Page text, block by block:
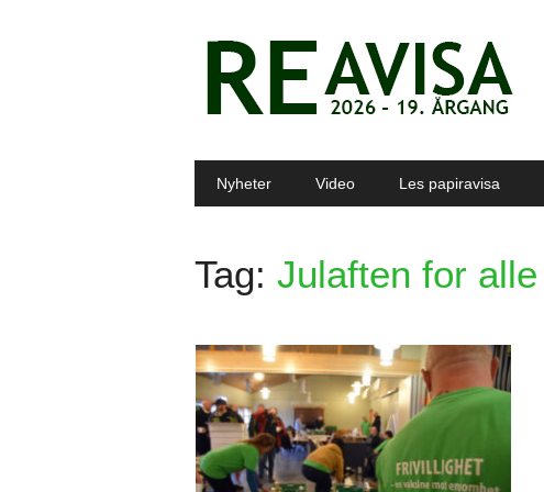
Main menu
Nyheter Video Les papiravisa
Tag: Julaften for alle